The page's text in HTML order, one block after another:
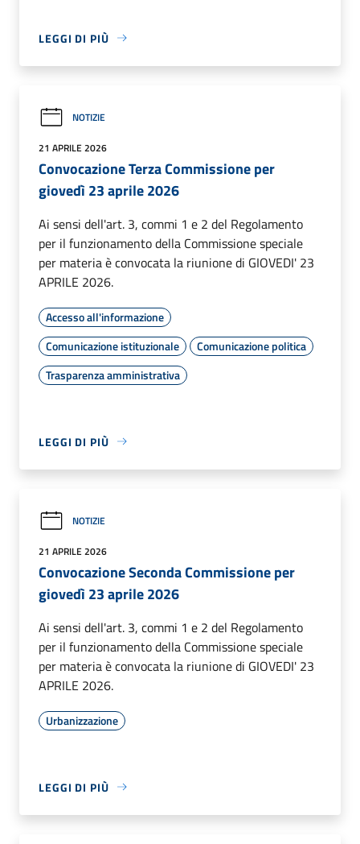
LEGGI DI PIÙ
NOTIZIE
21 APRILE 2026
Convocazione Terza Commissione per
giovedì 23 aprile 2026
Ai sensi dell'art. 3, commi 1 e 2 del Regolamento
per il funzionamento della Commissione speciale
per materia è convocata la riunione di GIOVEDI' 23
APRILE 2026.
Accesso all'informazione
Comunicazione istituzionale
Comunicazione politica
Trasparenza amministrativa
LEGGI DI PIÙ
NOTIZIE
21 APRILE 2026
Convocazione Seconda Commissione per
giovedì 23 aprile 2026
Ai sensi dell'art. 3, commi 1 e 2 del Regolamento
per il funzionamento della Commissione speciale
per materia è convocata la riunione di GIOVEDI' 23
APRILE 2026.
Urbanizzazione
LEGGI DI PIÙ